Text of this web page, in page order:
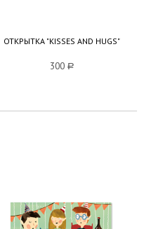
ОТКРЫТКА "KISSES AND HUGS"
300 a